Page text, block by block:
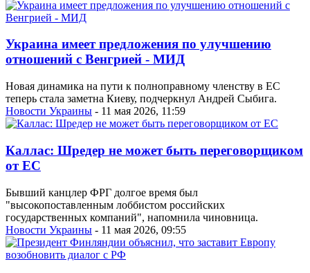
Украина имеет предложения по улучшению
отношений с Венгрией - МИД
Новая динамика на пути к полноправному членству в ЕС
теперь стала заметна Киеву, подчеркнул Андрей Сыбига.
Новости Украины - 11 мая 2026, 11:59
Каллас: Шредер не может быть переговорщиком
от ЕС
Бывший канцлер ФРГ долгое время был
"высокопоставленным лоббистом российских
государственных компаний", напомнила чиновница.
Новости Украины - 11 мая 2026, 09:55